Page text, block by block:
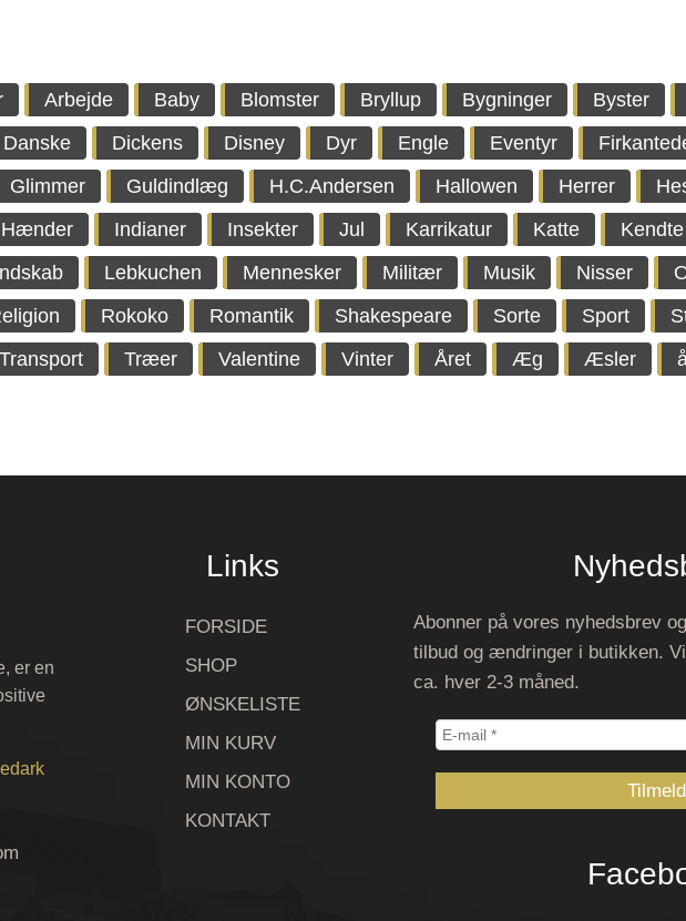
Arbejde Baby Blomster Bryllup Bygninger Byster
Danske Dickens Disney Dyr Engle Eventyr
Glimmer Guldindlæg H.C.Andersen Hallowen Herrer
Hænder Indianer Insekter Jul Karrikatur Katte Kendte
Lebkuchen Mennesker Militær Musik Nisser
Rokoko Romantik Shakespeare Sorte Sport
Transport Træer Valentine Vinter Året Æg Æsler
er en
Links
FORSIDE
SHOP
ØNSKELISTE
MIN KURV
MIN KONTO
KONTAKT
Abonner på vores nyhedsbrev
tilbud og ændringer i butikken.
ca. hver 2-3 måned.
E-